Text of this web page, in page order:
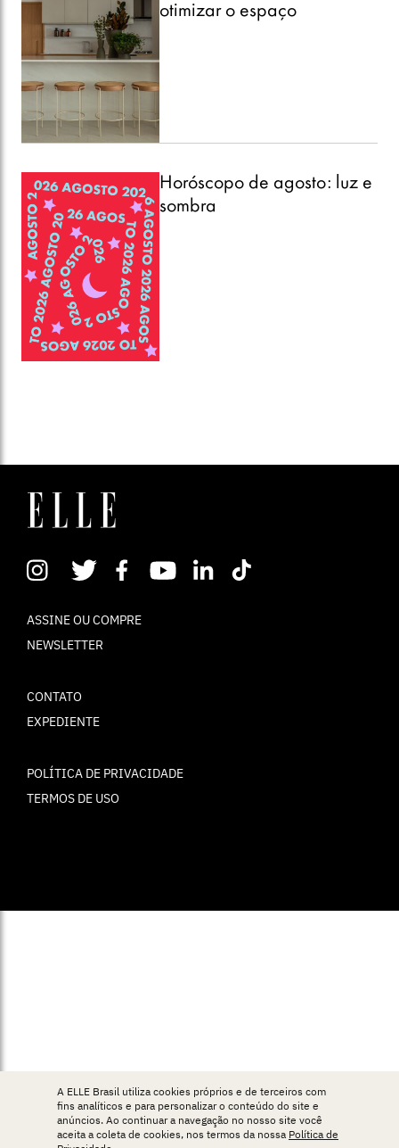
otimizar o espaço
Horóscopo de agosto: luz e
sombra
ASSINE OU COMPRE
NEWSLETTER
CONTATO
EXPEDIENTE
POLÍTICA DE PRIVACIDADE
TERMOS DE USO
A ELLE Brasil utiliza cookies próprios e de terceiros com
fins analíticos e para personalizar o conteúdo do site e
anúncios. Ao continuar a navegação no nosso site você
aceita a coleta de cookies, nos termos da nossa Política de